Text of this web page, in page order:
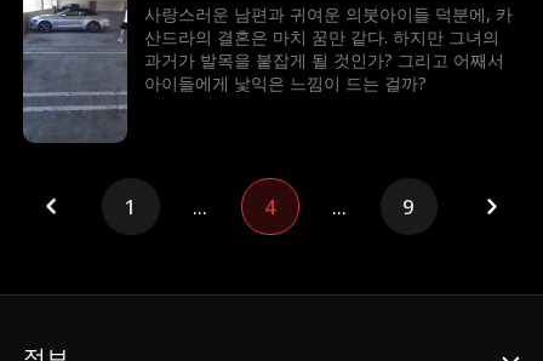
사랑스러운 남편과 귀여운 의붓아이들 덕분에, 카
산드라의 결혼은 마치 꿈만 같다. 하지만 그녀의
과거가 발목을 붙잡게 될 것인가? 그리고 어째서
아이들에게 낯익은 느낌이 드는 걸까?
1 ... 4 ... 9